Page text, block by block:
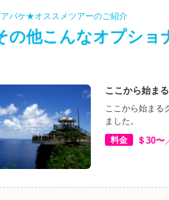
バケ★オススメツアーのご紹介
の他こんなオプショ
ここから始ま
ここから始まる
ました。
料金
＄30〜